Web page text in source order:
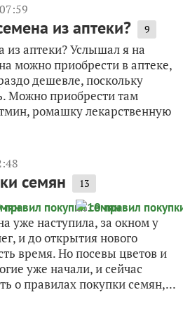
из аптеки? 9
аптеки? Услышал я на
можно приобрести в аптеке,
дешевле, поскольку
Можно приобрести там
ромашку лекарственную
семян 13
уже наступила, за окном у
и до открытия нового
время. Но посевы цветов и
уже начали, и сейчас
о правилах покупки семян,...